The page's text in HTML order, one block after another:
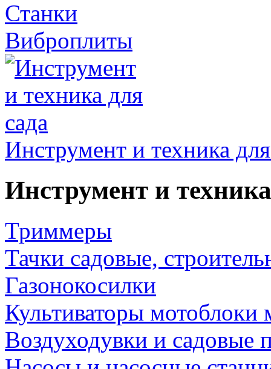
Станки
Виброплиты
Инструмент и техника
Инструмент и
Триммеры
Тачки садовые,
Газонокосилки
Культиваторы мотоблоки
Воздуходувки и садовые